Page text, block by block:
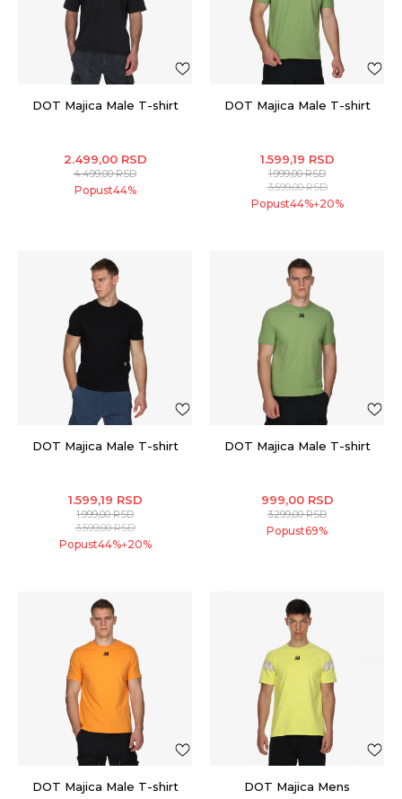
DOT Majica Male T-shirt
2.499,00 RSD
4.499,00RSD
Popust44%
DOT Majica Male T-shirt
1.599,19 RSD
1.999,00RSD
3.599,00RSD
Popust44%+20%
DOT Majica Male T-shirt
1.599,19 RSD
1.999,00RSD
3.599,00RSD
Popust44%+20%
DOT Majica Male T-shirt
999,00 RSD
3.299,00RSD
Popust69%
DOT Majica Male T-shirt DOT Majica Mens